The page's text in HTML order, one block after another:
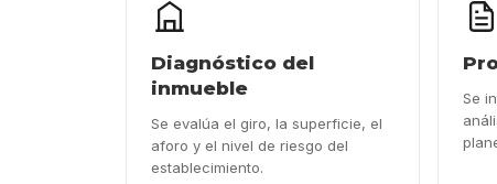
Diagnóstico del
inmueble
Se evalúa el giro, la superficie, el
aforo y el nivel de riesgo del
establecimiento.
Se